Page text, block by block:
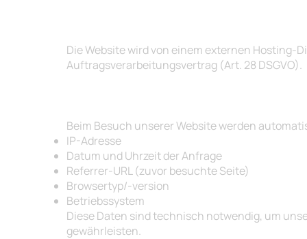
Die Website wird von einem externen Hosting-
Auftragsverarbeitungsvertrag (Art. 28 DSGVO).
Beim Besuch unserer Website werden
IP-Adresse
Datum und Uhrzeit der Anfrage
Referrer-URL (zuvor besuchte Seite)
Browsertyp/-version
Betriebssystem
Diese Daten sind technisch notwendig, um
gewährleisten.